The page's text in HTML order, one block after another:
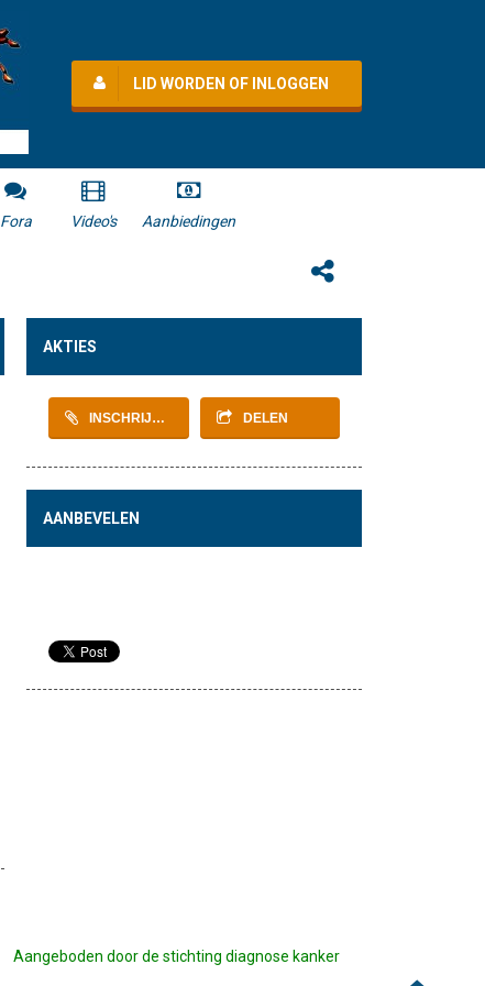
LID WORDEN OF INLOGGEN
Fora Video's Aanbiedingen
AKTIES
INSCHRIJVEN DELEN
AANBEVELEN
Aangeboden door de stichting diagnose kanker